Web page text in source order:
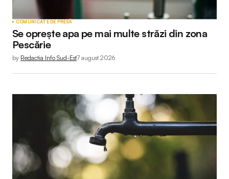
COMUNICATE DE PRESĂ
Se oprește apa pe mai multe străzi din zona
Pescărie
by Redactia Info Sud-Est7 august 2026